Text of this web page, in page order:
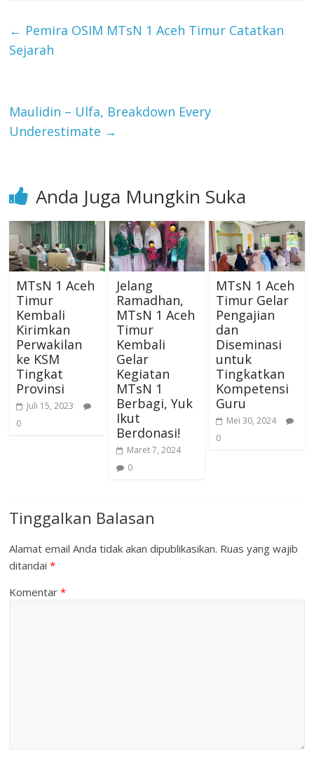
← Pemira OSIM MTsN 1 Aceh Timur Catatkan
Sejarah
Maulidin – Ulfa, Breakdown Every
Underestimate →
Anda Juga Mungkin Suka
MTsN 1 Aceh
Timur
Kembali
Kirimkan
Perwakilan
ke KSM
Tingkat
Provinsi
Juli 15, 2023
0
Jelang
Ramadhan,
MTsN 1 Aceh
Timur
Kembali
Gelar
Kegiatan
MTsN 1
Berbagi, Yuk
Ikut
Berdonasi!
Maret 7, 2024
0
MTsN 1 Aceh
Timur Gelar
Pengajian
dan
Diseminasi
untuk
Tingkatkan
Kompetensi
Guru
Mei 30, 2024
0
Tinggalkan Balasan
Alamat email Anda tidak akan dipublikasikan. Ruas yang wajib
ditandai*
Komentar*